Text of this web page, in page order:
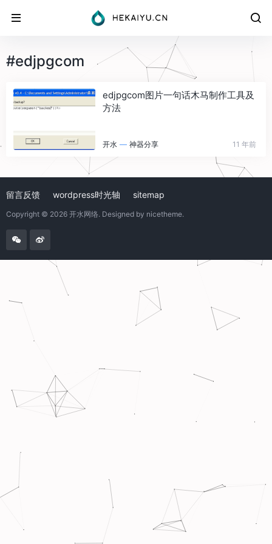
#edjpgcom
edjpgcom图片一句话木马制作工具及
方法
开水 — 神器分享 11 年前
留言反馈 wordpress时光轴 sitemap
Copyright © 2026 开水网络. Designed by nicetheme.